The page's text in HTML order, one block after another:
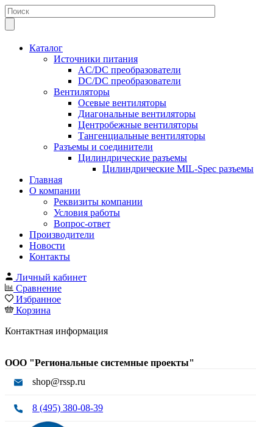
Каталог
Источники питания
AC/DC преобразователи
DC/DC преобразователи
Вентиляторы
Осевые вентиляторы
Диагональные вентиляторы
Центробежные вентиляторы
Тангенциальные вентиляторы
Разъемы и соединители
Цилиндрические разъемы
Цилиндрические MIL-Spec разъемы
Главная
О компании
Реквизиты компании
Условия работы
Вопрос-ответ
Производители
Новости
Контакты
Личный кабинет
Сравнение
Избранное
Корзина
Контактная информация
ООО "Региональные системные проекты"
shop@rssp.ru
8 (495) 380-08-39